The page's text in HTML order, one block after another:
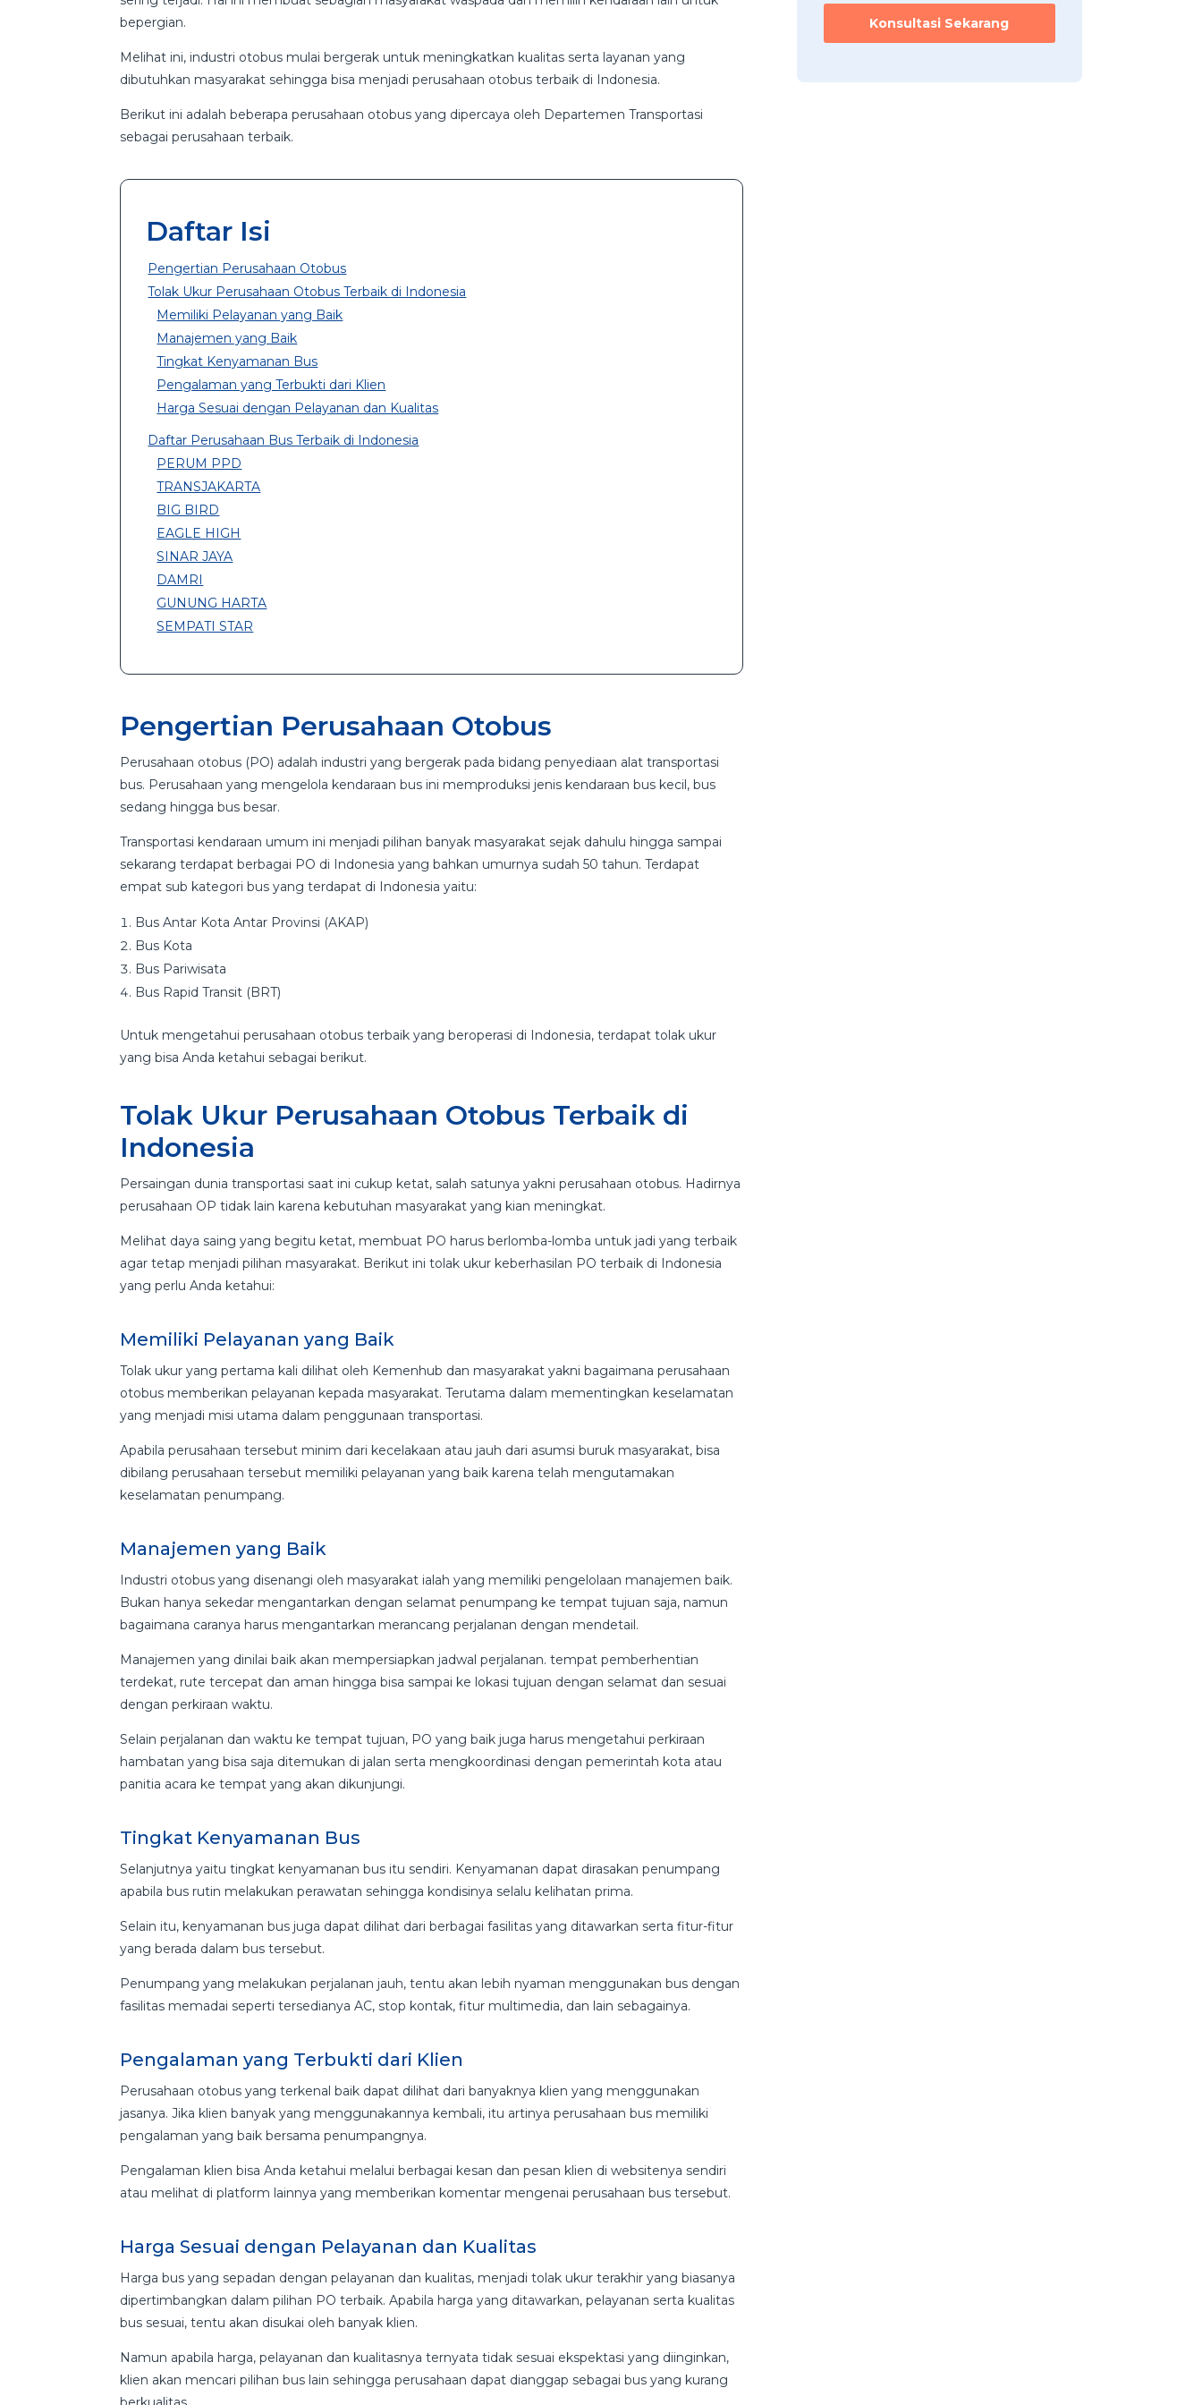
bepergian.
Melihat ini, industri otobus mulai bergerak untuk meningkatkan kualitas serta layanan yang
dibutuhkan masyarakat sehingga bisa menjadi perusahaan otobus terbaik di Indonesia.
Berikut ini adalah beberapa perusahaan otobus yang dipercaya oleh Departemen Transportasi
sebagai perusahaan terbaik.
Daftar Isi
Pengertian Perusahaan Otobus
Tolak Ukur Perusahaan Otobus Terbaik di Indonesia
Memiliki Pelayanan yang Baik
Manajemen yang Baik
Tingkat Kenyamanan Bus
Pengalaman yang Terbukti dari Klien
Harga Sesuai dengan Pelayanan dan Kualitas
Daftar Perusahaan Bus Terbaik di Indonesia
PERUM PPD
TRANSJAKARTA
BIG BIRD
EAGLE HIGH
SINAR JAYA
DAMRI
GUNUNG HARTA
SEMPATI STAR
Pengertian Perusahaan Otobus
Perusahaan otobus (PO) adalah industri yang bergerak pada bidang penyediaan alat transportasi
bus. Perusahaan yang mengelola kendaraan bus ini memproduksi jenis kendaraan bus kecil, bus
sedang hingga bus besar.
Transportasi kendaraan umum ini menjadi pilihan banyak masyarakat sejak dahulu hingga sampai
sekarang terdapat berbagai PO di Indonesia yang bahkan umurnya sudah 50 tahun. Terdapat
empat sub kategori bus yang terdapat di Indonesia yaitu:
Bus Antar Kota Antar Provinsi (AKAP)
Bus Kota
Bus Pariwisata
Bus Rapid Transit (BRT)
Untuk mengetahui perusahaan otobus terbaik yang beroperasi di Indonesia, terdapat tolak ukur
yang bisa Anda ketahui sebagai berikut.
Tolak Ukur Perusahaan Otobus Terbaik di
Indonesia
Persaingan dunia transportasi saat ini cukup ketat, salah satunya yakni perusahaan otobus. Hadirnya
perusahaan OP tidak lain karena kebutuhan masyarakat yang kian meningkat.
Melihat daya saing yang begitu ketat, membuat PO harus berlomba-lomba untuk jadi yang terbaik
agar tetap menjadi pilihan masyarakat. Berikut ini tolak ukur keberhasilan PO terbaik di Indonesia
yang perlu Anda ketahui:
Memiliki Pelayanan yang Baik
Tolak ukur yang pertama kali dilihat oleh Kemenhub dan masyarakat yakni bagaimana perusahaan
otobus memberikan pelayanan kepada masyarakat. Terutama dalam mementingkan keselamatan
yang menjadi misi utama dalam penggunaan transportasi.
Apabila perusahaan tersebut minim dari kecelakaan atau jauh dari asumsi buruk masyarakat, bisa
dibilang perusahaan tersebut memiliki pelayanan yang baik karena telah mengutamakan
keselamatan penumpang.
Manajemen yang Baik
Industri otobus yang disenangi oleh masyarakat ialah yang memiliki pengelolaan manajemen baik.
Bukan hanya sekedar mengantarkan dengan selamat penumpang ke tempat tujuan saja, namun
bagaimana caranya harus mengantarkan merancang perjalanan dengan mendetail.
Manajemen yang dinilai baik akan mempersiapkan jadwal perjalanan. tempat pemberhentian
terdekat, rute tercepat dan aman hingga bisa sampai ke lokasi tujuan dengan selamat dan sesuai
dengan perkiraan waktu.
Selain perjalanan dan waktu ke tempat tujuan, PO yang baik juga harus mengetahui perkiraan
hambatan yang bisa saja ditemukan di jalan serta mengkoordinasi dengan pemerintah kota atau
panitia acara ke tempat yang akan dikunjungi.
Tingkat Kenyamanan Bus
Selanjutnya yaitu tingkat kenyamanan bus itu sendiri. Kenyamanan dapat dirasakan penumpang
apabila bus rutin melakukan perawatan sehingga kondisinya selalu kelihatan prima.
Selain itu, kenyamanan bus juga dapat dilihat dari berbagai fasilitas yang ditawarkan serta fitur-fitur
yang berada dalam bus tersebut.
Penumpang yang melakukan perjalanan jauh, tentu akan lebih nyaman menggunakan bus dengan
fasilitas memadai seperti tersedianya AC, stop kontak, fitur multimedia, dan lain sebagainya.
Pengalaman yang Terbukti dari Klien
Perusahaan otobus yang terkenal baik dapat dilihat dari banyaknya klien yang menggunakan
jasanya. Jika klien banyak yang menggunakannya kembali, itu artinya perusahaan bus memiliki
pengalaman yang baik bersama penumpangnya.
Pengalaman klien bisa Anda ketahui melalui berbagai kesan dan pesan klien di websitenya sendiri
atau melihat di platform lainnya yang memberikan komentar mengenai perusahaan bus tersebut.
Harga Sesuai dengan Pelayanan dan Kualitas
Harga bus yang sepadan dengan pelayanan dan kualitas, menjadi tolak ukur terakhir yang biasanya
dipertimbangkan dalam pilihan PO terbaik. Apabila harga yang ditawarkan, pelayanan serta kualitas
bus sesuai, tentu akan disukai oleh banyak klien.
Namun apabila harga, pelayanan dan kualitasnya ternyata tidak sesuai ekspektasi yang diinginkan,
klien akan mencari pilihan bus lain sehingga perusahaan dapat dianggap sebagai bus yang kurang
Konsultasi Sekarang